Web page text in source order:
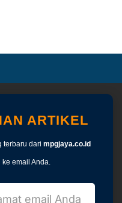
ARTIKEL
terbaru dari mpgjaya.co.id
ke email Anda.